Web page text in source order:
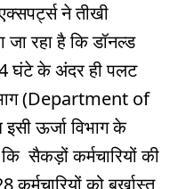
ने तीखी
रहा है कि डॉनल्ड
घंटे के अंदर ही पलट
(Department of
ऊर्जा विभाग के
सैकड़ों कर्मचारियों की